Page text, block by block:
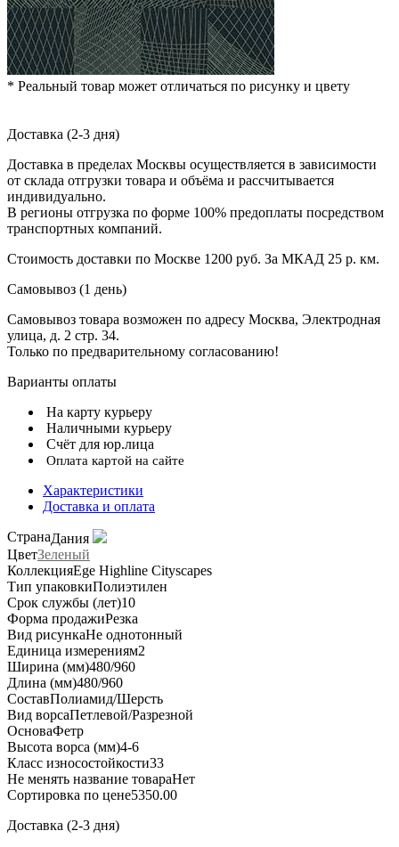
* Реальный товар может отличаться по рисунку и цвету
Доставка (2-3 дня)
Доставка в пределах Москвы осуществляется в зависимости
от склада отгрузки товара и объёма и рассчитывается
индивидуально.
В регионы отгрузка по форме 100% предоплаты посредством
транспортных компаний.
Стоимость доставки по Москве 1200 руб. За МКАД 25 р. км.
Самовывоз (1 день)
Самовывоз товара возможен по адресу Москва, Электродная
улица, д. 2 стр. 34.
Только по предварительному согласованию!
Варианты оплаты
На карту курьеру
Наличными курьеру
Счёт для юр.лица
Оплата картой на сайте
Характеристики
Доставка и оплата
СтранаДания
ЦветЗеленый
КоллекцияEge Highline Cityscapes
Тип упаковкиПолиэтилен
Срок службы (лет)10
Форма продажиРезка
Вид рисункаНе однотонный
Единица измерениям2
Ширина (мм)480/960
Длина (мм)480/960
СоставПолиамид/Шерсть
Вид ворсаПетлевой/Разрезной
ОсноваФетр
Высота ворса (мм)4-6
Класс износостойкости33
Не менять название товараНет
Сортировка по цене5350.00
Доставка (2-3 дня)